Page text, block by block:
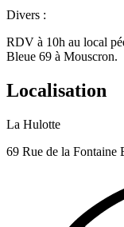
Divers :
RDV à 10h au local
Bleue 69 à Mouscron.
Localisation
La Hulotte
69 Rue de la Fontaine